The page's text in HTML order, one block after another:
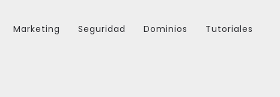
Marketing Seguridad Dominios Tutoriales